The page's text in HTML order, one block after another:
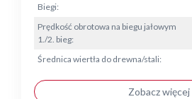
Biegi:
Prędkość obrotowa na biegu jałowym
1./2. bieg:
Średnica wiertła do drewna/stali:
Zobacz więcej